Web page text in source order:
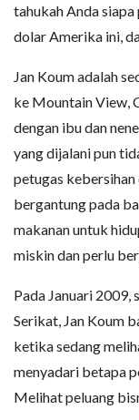
tahukah Anda
dolar Amerika ini,
Jan Koum adalah
ke Mountain View,
dengan ibu dan
yang dijalani pun
petugas
bergantung pada
makanan untuk
miskin dan perlu
Pada Januari
Serikat, Jan Koum
ketika sedang
menyadari betapa
Melihat peluang